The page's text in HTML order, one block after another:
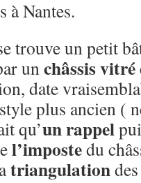
à Nantes.
trouve un petit
unchâssis vitré
date
plus ancien (
qu’un rappel
l’impostedu
triangulation